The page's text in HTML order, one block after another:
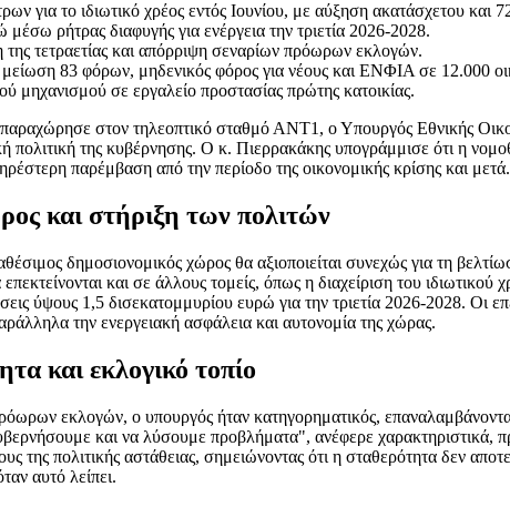
για το ιδιωτικό χρέος εντός Ιουνίου, με αύξηση ακατάσχετου και
ρήτρας διαφυγής για ενέργεια την τριετία 2026-2028.
τετραετίας και απόρριψη σεναρίων πρόωρων εκλογών.
83 φόρων, μηδενικός φόρος για νέους και ΕΝΦΙΑ σε 12.000
μηχανισμού σε εργαλείο προστασίας πρώτης κατοικίας.
στον τηλεοπτικό σταθμό ΑΝΤ1, ο Υπουργός Εθνικής
πολιτική της κυβέρνησης. Ο κ. Πιερρακάκης υπογράμμισε ότι η
παρέμβαση από την περίοδο της οικονομικής κρίσης και μετά.
και στήριξη των πολιτών
δημοσιονομικός χώρος θα αξιοποιείται συνεχώς για τη
και σε άλλους τομείς, όπως η διαχείριση του
ύψους 1,5 δισεκατομμυρίου ευρώ για την τριετία 2026-2028.
την ενεργειακή ασφάλεια και αυτονομία της χώρας.
και εκλογικό τοπίο
εκλογών, ο υπουργός ήταν κατηγορηματικός,
και να λύσουμε προβλήματα", ανέφερε
της πολιτικής αστάθειας, σημειώνοντας ότι η σταθερότητα δεν
αυτό λείπει.